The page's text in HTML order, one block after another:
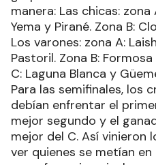
manera: Las chicas: zona
Yema y Pirané. Zona B:
Los varones: zona A:
Pastoril. Zona B:
C: Laguna Blanca y
Para las semifinales, los
debían enfrentar el
mejor segundo y el
mejor del C. Así vinieron
ver quienes se metían